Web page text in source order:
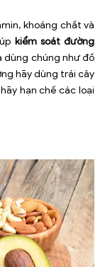
khoáng chất và
kiểm soát đường
dùng chúng như đồ
hãy dùng trái cây
hạn chế các loại